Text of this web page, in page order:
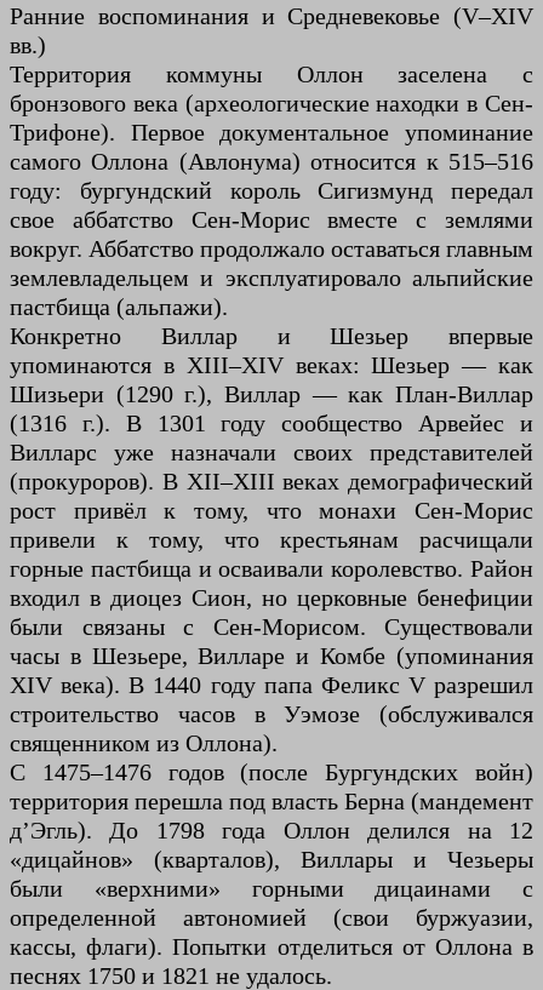
Ранние воспоминания и Средневековье (V–XIV
вв.)
Территория коммуны Оллон заселена с
бронзового века (археологические находки в Сен-
Трифоне). Первое документальное упоминание
самого Оллона (Авлонума) относится к 515–516
году: бургундский король Сигизмунд передал
свое аббатство Сен-Морис вместе с землями
вокруг. Аббатство продолжало оставаться главным
землевладельцем и эксплуатировало альпийские
пастбища (альпажи).
Конкретно Виллар и Шезьер впервые
упоминаются в XIII–XIV веках: Шезьер — как
Шизьери (1290 г.), Виллар — как План-Виллар
(1316 г.). В 1301 году сообщество Арвейес и
Вилларс уже назначали своих представителей
(прокуроров). В XII–XIII веках демографический
рост привёл к тому, что монахи Сен-Морис
привели к тому, что крестьянам расчищали
горные пастбища и осваивали королевство. Район
входил в диоцез Сион, но церковные бенефиции
были связаны с Сен-Морисом. Существовали
часы в Шезьере, Вилларе и Комбе (упоминания
XIV века). В 1440 году папа Феликс V разрешил
строительство часов в Уэмозе (обслуживался
священником из Оллона).
С 1475–1476 годов (после Бургундских войн)
территория перешла под власть Берна (мандемент
д’Эгль). До 1798 года Оллон делился на 12
«дицайнов» (кварталов), Виллары и Чезьеры
были «верхними» горными дицаинами с
определенной автономией (свои буржуазии,
кассы, флаги). Попытки отделиться от Оллона в
песнях 1750 и 1821 не удалось.